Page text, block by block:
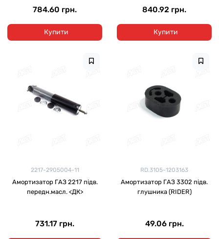
784.60 грн.
Купити
840.92 грн.
Купити
2217-2905004-11
Амортизатор ГАЗ 2217 підв.
передн.масл. <ДК>
731.17 грн.
RD.3105-1203163
Амортизатор ГАЗ 3302 підв.
глушника (RIDER)
49.06 грн.